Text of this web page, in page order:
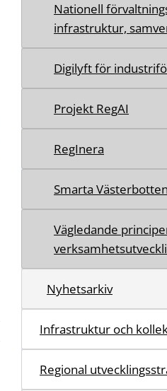
Nationell
infrastruktur,
Digilyft för
Projekt RegAI
RegInera
Smarta Västerbotten
Vägledande
Nyhetsarkiv
Infrastruktur och
Regional